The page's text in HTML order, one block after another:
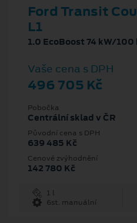
Ford Transit
L1
1.0 EcoBoost 74 kW/
Vaše cena s DPH
496 705 Kč
Pobočka
Centrální sklad v ČR
Původní cena s DPH
639 485 Kč
Cenové zvýhodnění
142 780 Kč
1 l
6st. manuální